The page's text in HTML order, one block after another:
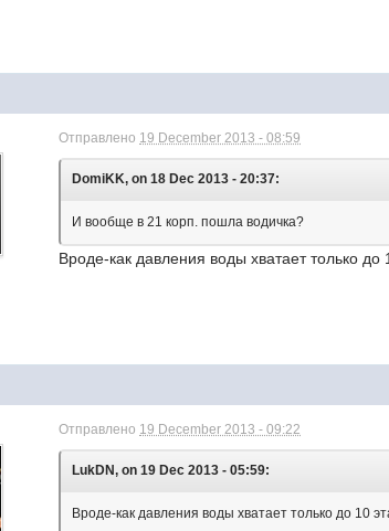
Отправлено 19 December 2013 - 08:59
DomiKK, on 18 Dec 2013 - 20:37:
И вообще в 21 корп. пошла водичка?
Вроде-как давления воды хватает только до
Отправлено 19 December 2013 - 09:22
LukDN, on 19 Dec 2013 - 05:59:
Вроде-как давления воды хватает только до 10